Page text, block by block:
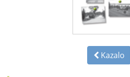
Kazalo